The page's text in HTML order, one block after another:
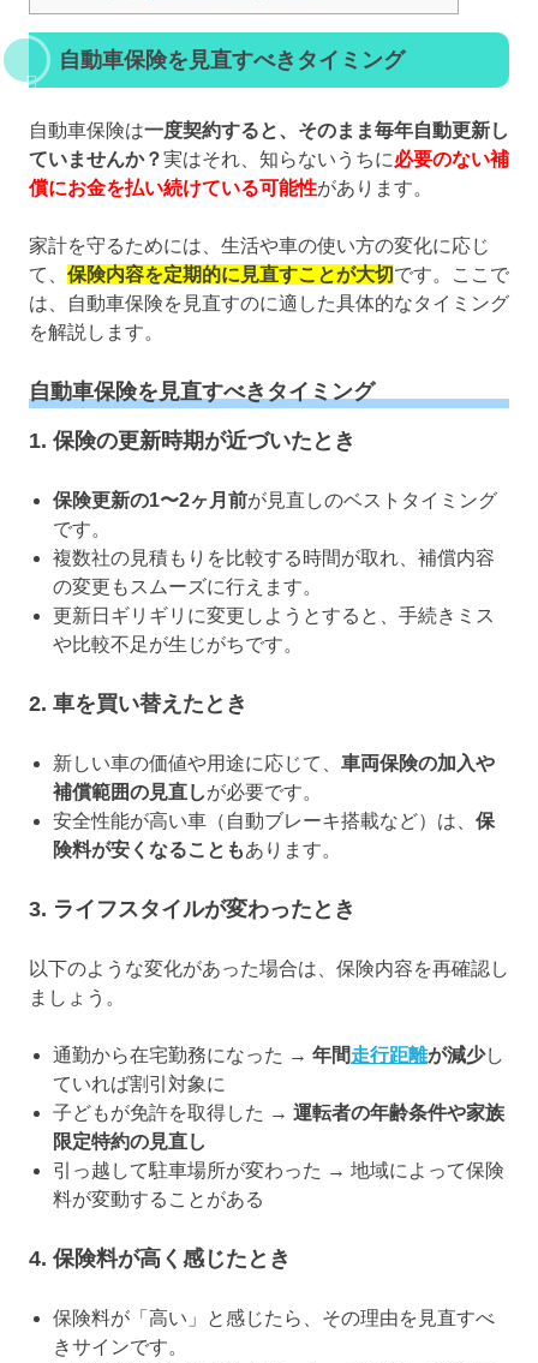
自動車保険を見直すべきタイミング
自動車保険は一度契約すると、そのまま毎年自動更新し
ていませんか？実はそれ、知らないうちに必要のない補
償にお金を払い続けている可能性があります。
家計を守るためには、生活や車の使い方の変化に応じ
て、 保険内容を定期的に見直すことが大切 です。ここで
は、自動車保険を見直すのに適した具体的なタイミング
を解説します。
自動車保険を見直すべきタイミング
1. 保険の更新時期が近づいたとき
保険更新の1〜2ヶ月前が見直しのベストタイミング
です。
複数社の見積もりを比較する時間が取れ、補償内容
の変更もスムーズに行えます。
更新日ギリギリに変更しようとすると、手続きミス
や比較不足が生じがちです。
2. 車を買い替えたとき
新しい車の価値や用途に応じて、 車両保険の加入や
補償範囲の見直しが必要です。
安全性能が高い車（自動ブレーキ搭載など）は、 保
険料が安くなることもあります。
3. ライフスタイルが変わったとき
以下のような変化があった場合は、保険内容を再確認し
ましょう。
通勤から在宅勤務になった → 年間走行距離が減少し
ていれば割引対象に
子どもが免許を取得した → 運転者の年齢条件や家族
限定特約の見直し
引っ越して駐車場所が変わった → 地域によって保険
料が変動することがある
4. 保険料が高く感じたとき
保険料が「高い」と感じたら、その理由を見直すべ
きサインです。